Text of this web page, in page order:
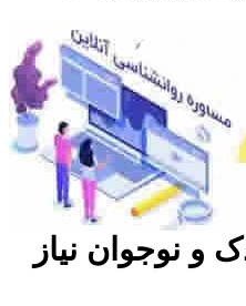
و نوجوان نیاز